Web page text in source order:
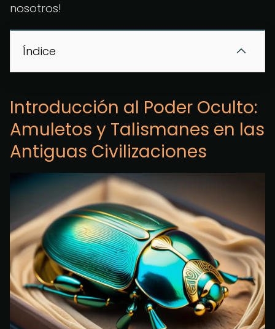
nosotros!
Índice
Introducción al Poder Oculto:
Amuletos y Talismanes en las
Antiguas Civilizaciones